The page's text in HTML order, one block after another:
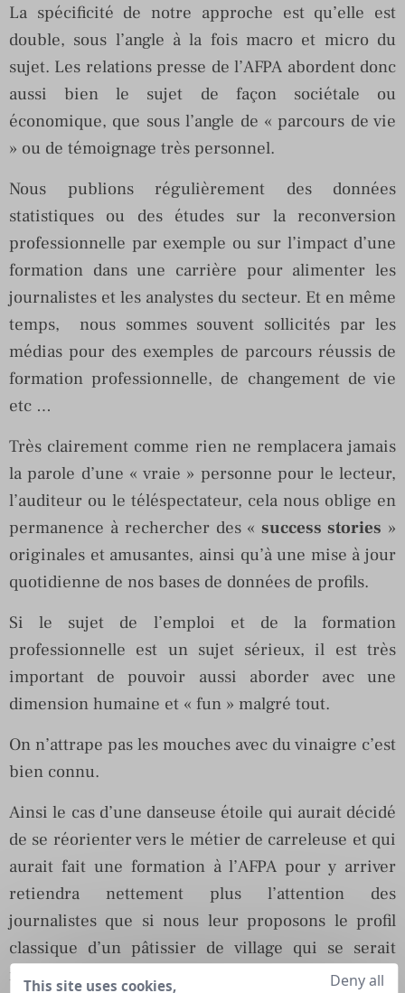
La spécificité de notre approche est qu’elle est
double, sous l’angle à la fois macro et micro du
sujet. Les relations presse de l’AFPA abordent donc
aussi bien le sujet de façon sociétale ou
économique, que sous l’angle de « parcours de vie
» ou de témoignage très personnel.
Nous publions régulièrement des données
statistiques ou des études sur la reconversion
professionnelle par exemple ou sur l’impact d’une
formation dans une carrière pour alimenter les
journalistes et les analystes du secteur. Et en même
temps, nous sommes souvent sollicités par les
médias pour des exemples de parcours réussis de
formation professionnelle, de changement de vie
etc …
Très clairement comme rien ne remplacera jamais
la parole d’une « vraie » personne pour le lecteur,
l’auditeur ou le téléspectateur, cela nous oblige en
permanence à rechercher des «success stories »
originales et amusantes, ainsi qu’à une mise à jour
quotidienne de nos bases de données de profils.
Si le sujet de l’emploi et de la formation
professionnelle est un sujet sérieux, il est très
important de pouvoir aussi aborder avec une
dimension humaine et « fun » malgré tout.
On n’attrape pas les mouches avec du vinaigre c’est
bien connu.
Ainsi le cas d’une danseuse étoile qui aurait décidé
de se réorienter vers le métier de carreleuse et qui
aurait fait une formation à l’AFPA pour y arriver
retiendra nettement plus l’attention des
journalistes que si nous leur proposons le profil
classique d’un pâtissier de village qui se serait
reconverti dans la cuisine industrielle. Nous le
This site uses cookies, Deny all